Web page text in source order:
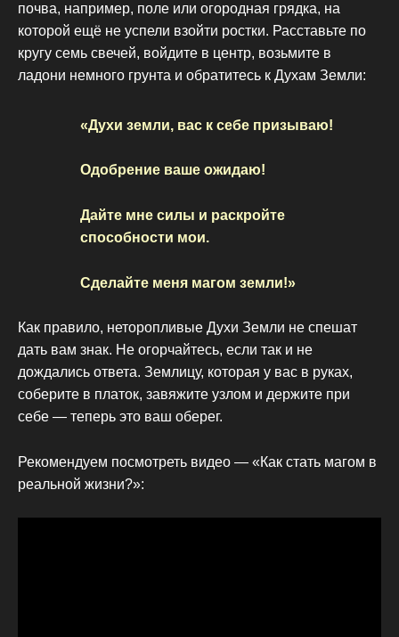
почва, например, поле или огородная грядка, на
которой ещё не успели взойти ростки. Расставьте по
кругу семь свечей, войдите в центр, возьмите в
ладони немного грунта и обратитесь к Духам Земли:
«Духи земли, вас к себе призываю!
Одобрение ваше ожидаю!
Дайте мне силы и раскройте
способности мои.
Сделайте меня магом земли!»
Как правило, неторопливые Духи Земли не спешат
дать вам знак. Не огорчайтесь, если так и не
дождались ответа. Землицу, которая у вас в руках,
соберите в платок, завяжите узлом и держите при
себе — теперь это ваш оберег.
Рекомендуем посмотреть видео — «Как стать магом в
реальной жизни?»: